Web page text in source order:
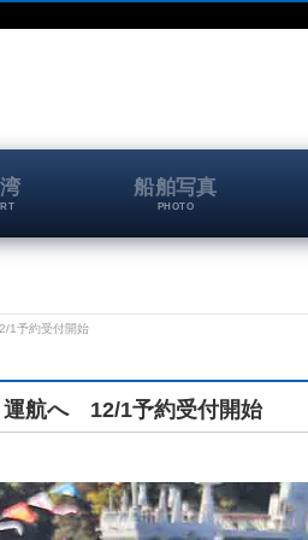
船舶写真
PHOTO
1予約受付開始
運航へ 12/1予約受付開始